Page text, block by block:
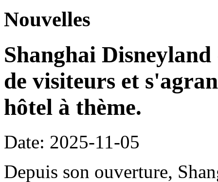
Nouvelles
Shanghai Disneyland
de visiteurs et
hôtel à thème.
Date: 2025-11-05
Depuis son ouverture,